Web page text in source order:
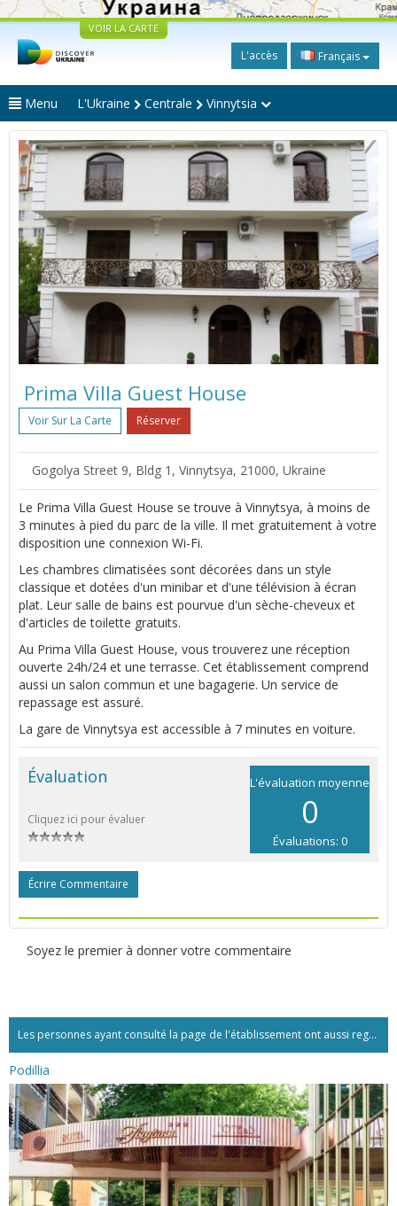
VOIR LA CARTE
L'accès Français
Menu L'Ukraine Centrale Vinnytsia
Prima Villa Guest House
Voir Sur La Carte Réserver
Gogolya Street 9, Bldg 1, Vinnytsya, 21000, Ukraine
Le Prima Villa Guest House se trouve à Vinnytsya, à moins de
3 minutes à pied du parc de la ville. Il met gratuitement à votre
disposition une connexion Wi-Fi.
Les chambres climatisées sont décorées dans un style
classique et dotées d'un minibar et d'une télévision à écran
plat. Leur salle de bains est pourvue d'un sèche-cheveux et
d'articles de toilette gratuits.
Au Prima Villa Guest House, vous trouverez une réception
ouverte 24h/24 et une terrasse. Cet établissement comprend
aussi un salon commun et une bagagerie. Un service de
repassage est assuré.
La gare de Vinnytsya est accessible à 7 minutes en voiture.
L'évaluation moyenne
0
Évaluations: 0
Évaluation
Cliquez ici pour évaluer
Écrire Commentaire
Soyez le premier à donner votre commentaire
Les personnes ayant consulté la page de l'établissement ont aussi regardé:...
Podillia